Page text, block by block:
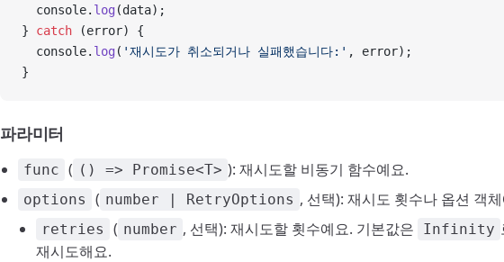
  console.
log (data);
} catch (error) {
  console.
log ( '재시도가 취소되거나 실패했습니다:' , error);
}
파라미터
func ( () => Promise<T> ): 재시도할 비동기 함수예요.
options ( number | RetryOptions , 선택): 재시도 횟수나 옵션 객
retries ( number , 선택): 재시도할 횟수예요. 기본값은 Infinity
재시도해요.